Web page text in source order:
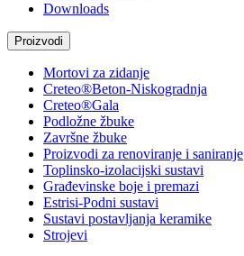
Downloads
Proizvodi
Mortovi za zidanje
Creteo®Beton-Niskogradnja
Creteo®Gala
Podložne žbuke
Završne žbuke
Proizvodi za renoviranje i saniranje
Toplinsko-izolacijski sustavi
Građevinske boje i premazi
Estrisi-Podni sustavi
Sustavi postavljanja keramike
Strojevi